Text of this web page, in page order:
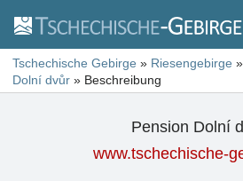
Tschechische Gebirge » Riesengebirge »
Dolní dvůr » Beschreibung
Pension Dolní
www.tschechische-